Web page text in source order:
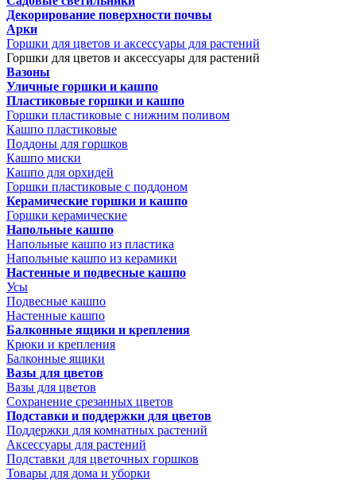
Декорирование поверхности почвы
Арки
Горшки для цветов и аксессуары для растений
Горшки для цветов и аксессуары для растений
Вазоны
Уличные горшки и кашпо
Пластиковые горшки и кашпо
Горшки пластиковые с нижним поливом
Кашпо пластиковые
Поддоны для горшков
Кашпо миски
Кашпо для орхидей
Горшки пластиковые с поддоном
Керамические горшки и кашпо
Горшки керамические
Напольные кашпо
Напольные кашпо из пластика
Напольные кашпо из керамики
Настенные и подвесные кашпо
Усы
Подвесные кашпо
Настенные кашпо
Балконные ящики и крепления
Крюки и крепления
Балконные ящики
Вазы для цветов
Вазы для цветов
Сохранение срезанных цветов
Подставки и поддержки для цветов
Поддержки для комнатных растений
Аксессуары для растений
Подставки для цветочных горшков
Товары для дома и уборки